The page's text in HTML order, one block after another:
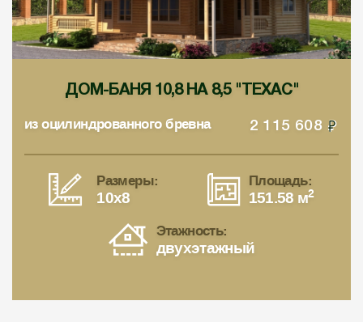
ДОМ-БАНЯ 10,8 НА 8,5 "ТЕХАС"
из оцилиндрованного бревна 2 115 608
Размеры:
10x8
Площадь:
151.58 м2
Этажность:
двухэтажный